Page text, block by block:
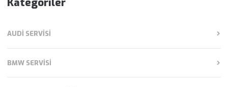
AUDI SERVISI
BMW SERVISI